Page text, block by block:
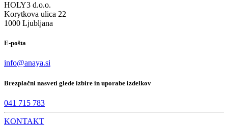
HOLY3 d.o.o.
Korytkova ulica 22
1000 Ljubljana
E-pošta
info@anaya.si
Brezplačni nasveti glede izbire in uporabe izdelkov
041 715 783
KONTAKT